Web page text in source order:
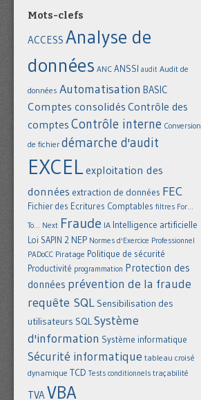
Mots-clefs
ACCESS Analyse de
données ANC ANSSI audit Audit de
données Automatisation BASIC
Comptes consolidés Contrôle des
comptes Contrôle interne Conversion
de fichier démarche d'audit
EXCEL exploitation des
données extraction de données FEC
Fichier des Ecritures Comptables filtres For...
To... Next Fraude IA Intelligence artificielle
Loi SAPIN 2 NEP Normes d'Exercice Professionnel
PADoCC Piratage Politique de sécurité
Productivité programmation Protection des
données prévention de la fraude
requête SQL Sensibilisation des
utilisateurs SQLSystème
d'information Système informatique
Sécurité informatique tableau croisé
dynamique TCD Tests conditionnels traçabilité
TVAVBA